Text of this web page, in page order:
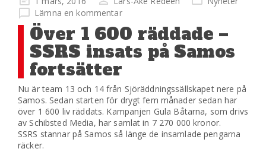
på
Lämna en kommentar
Över 1 600 räddade –
SSRS insats på Samos
fortsätter
Nu är team 13 och 14 från Sjöräddningssällskapet nere på
Samos. Sedan starten för drygt fem månader sedan har
över 1 600 liv räddats. Kampanjen Gula Båtarna, som drivs
av Schibsted Media, har samlat in 7 270 000 kronor.
SSRS stannar på Samos så länge de insamlade pengarna
räcker.